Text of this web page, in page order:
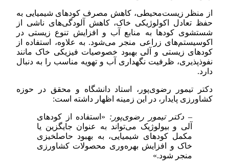
از منظر زیست‌محیطی، کاهش مصرف کودهای شیمیایی به
حفظ تعادل اکولوژیکی خاک، کاهش آلودگی‌های ناشی از
شستشوی کودها به منابع آب و افزایش تنوع زیستی در
اکوسیستم‌های زراعی منجر می‌شود. به علاوه، استفاده از
کودهای زیستی و آلی بهبود خصوصیات فیزیکی خاک مانند
نفوذپذیری، ظرفیت نگهداری آب و تهویه مناسب را به دنبال
دارد.
دکتر تیمور رضوی‌پور، استاد دانشگاه و محقق در حوزه
کشاورزی پایدار، در این زمینه اظهار داشته است:
– دکتر تیمور رضوی‌پور: «استفاده از کودهای
آلی و بیولوژیک می‌تواند به عنوان جایگزین یا
مکمل کودهای شیمیایی، به بهبود حاصلخیزی
خاک و افزایش بهره‌وری محصولات کشاورزی
منجر شود.»